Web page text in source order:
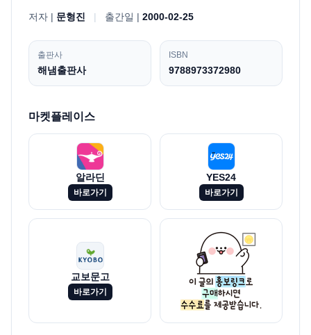
저자 | 문형진 | 출간일 | 2000-02-25
출판사
해냄출판사
ISBN
9788973372980
마켓플레이스
알라딘
바로가기
YES24
바로가기
교보문고
바로가기